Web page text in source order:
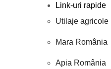
Link-uri rapide
Utilaje agricole
Mara România
Apia România